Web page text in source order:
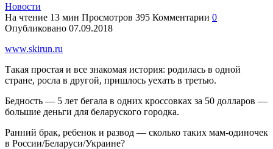
Новости
На чтение 13 мин Просмотров 395 Комментарии 0
Опубликовано 07.09.2018
www.skirun.ru
Такая простая и все знакомая история: родилась в одной
стране, росла в другой, пришлось уехать в третью.
Бедность — 5 лет бегала в одних кроссовках за 50 долларов —
большие деньги для беларуского городка.
Ранний брак, ребенок и развод — сколько таких мам-одиночек
в России/Беларуси/Украине?